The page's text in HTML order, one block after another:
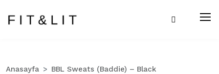
Anasayfa BBL Sweats (Baddie) – Black